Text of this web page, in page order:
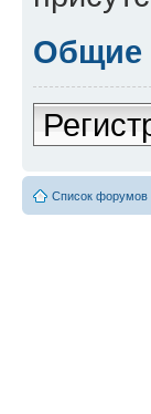
Общие
Список форумов